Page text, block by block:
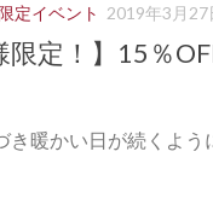
定イベント 2019年3月27
限定！】15％
き暖かい日が続くよう